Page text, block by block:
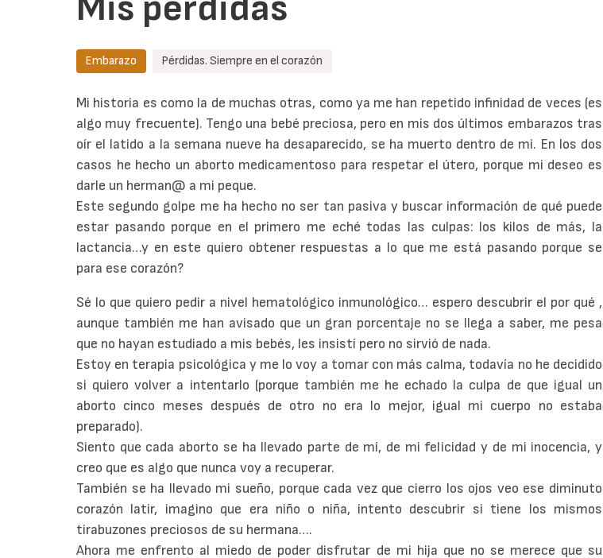
Embarazo Pérdidas. Siempre en el corazón
Mi historia es como la de muchas otras, como ya me han repetido infinidad de veces (es
algo muy frecuente). Tengo una bebé preciosa, pero en mis dos últimos embarazos tras
oír el latido a la semana nueve ha desaparecido, se ha muerto dentro de mi. En los dos
casos he hecho un aborto medicamentoso para respetar el útero, porque mi deseo es
darle un herman@ a mi peque.
Este segundo golpe me ha hecho no ser tan pasiva y buscar información de qué puede
estar pasando porque en el primero me eché todas las culpas: los kilos de más, la
lactancia…y en este quiero obtener respuestas a lo que me está pasando porque se
para ese corazón?
Sé lo que quiero pedir a nivel hematológico inmunológico… espero descubrir el por qué ,
aunque también me han avisado que un gran porcentaje no se llega a saber, me pesa
que no hayan estudiado a mis bebés, les insistí pero no sirvió de nada.
Estoy en terapia psicológica y me lo voy a tomar con más calma, todavía no he decidido
si quiero volver a intentarlo (porque también me he echado la culpa de que igual un
aborto cinco meses después de otro no era lo mejor, igual mi cuerpo no estaba
preparado).
Siento que cada aborto se ha llevado parte de mí, de mi felicidad y de mi inocencia, y
creo que es algo que nunca voy a recuperar.
También se ha llevado mi sueño, porque cada vez que cierro los ojos veo ese diminuto
corazón latir, imagino que era niño o niña, intento descubrir si tiene los mismos
tirabuzones preciosos de su hermana….
Ahora me enfrento al miedo de poder disfrutar de mi hija que no se merece que su